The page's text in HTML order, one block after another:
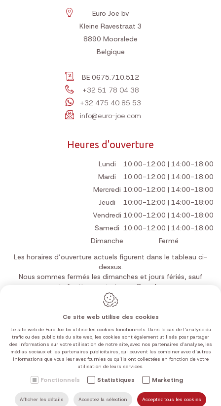
Euro Joe bv
Kleine Ravestraat 3
8890 Moorslede
Belgique
BE 0675.710.512
+32 51 78 04 38
+32 475 40 85 53
info@euro-joe.com
Heures d'ouverture
Lundi
10:00-12:00 | 14:00-18:00
Mardi
10:00-12:00 | 14:00-18:00
Mercredi 10:00-12:00 | 14:00-18:00
Jeudi
10:00-12:00 | 14:00-18:00
Vendredi 10:00-12:00 | 14:00-18:00
Samedi 10:00-12:00 | 14:00-18:00
Dimanche
Fermé
Les horaires d’ouverture actuels figurent dans le tableau ci-
dessus.
Nous sommes fermés les dimanches et jours fériés, sauf
indication contraire sur Google.
Conception du site web par IDcreation 2026
Politique en matière de cookies
Politique de confidentialité
Plan du site
Ce site web utilise des cookies
Le site web de Euro Joe bv utilise les cookies fonctionnels. Dans le cas de l'analyse du
trafic ou des publicités du site web, les cookies sont également utilisés pour partager
des informations sur votre utilisation de notre site, avec nos partenaires d'analyse, les
médias sociaux et les partenaires publicitaires, qui peuvent les combiner avec d'autres
informations que vous leur avez fournies ou qu'ils ont collectées en fonction de votre
utilisation de leurs services.
Fonctionnels Statistiques Marketing
Afficher les détails Acceptez la sélection Acceptez tous les cookies
RECHERCHER CONTACTEZ-
NOUS HOME TROUVEZ
NOUS APPELEZ NOUS